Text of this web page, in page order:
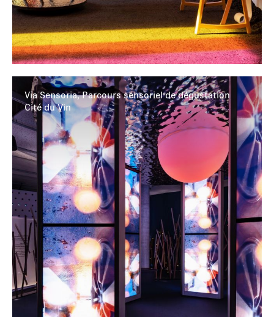
Via Sensoria, Parcours sensoriel de dégustation
Cité du Vin